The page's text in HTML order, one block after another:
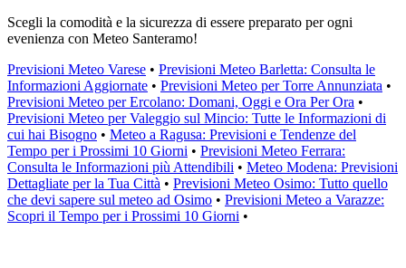
Scegli la comodità e la sicurezza di essere preparato per ogni
evenienza con Meteo Santeramo!
Previsioni Meteo Varese • Previsioni Meteo Barletta: Consulta le
Informazioni Aggiornate • Previsioni Meteo per Torre Annunziata •
Previsioni Meteo per Ercolano: Domani, Oggi e Ora Per Ora •
Previsioni Meteo per Valeggio sul Mincio: Tutte le Informazioni di
cui hai Bisogno • Meteo a Ragusa: Previsioni e Tendenze del
Tempo per i Prossimi 10 Giorni • Previsioni Meteo Ferrara:
Consulta le Informazioni più Attendibili • Meteo Modena: Previsioni
Dettagliate per la Tua Città • Previsioni Meteo Osimo: Tutto quello
che devi sapere sul meteo ad Osimo • Previsioni Meteo a Varazze:
Scopri il Tempo per i Prossimi 10 Giorni •